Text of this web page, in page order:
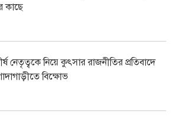
কাছে
নেতৃত্বকে নিয়ে কুৎসার রাজনীতির প্রতিবাদে
বিক্ষোভ